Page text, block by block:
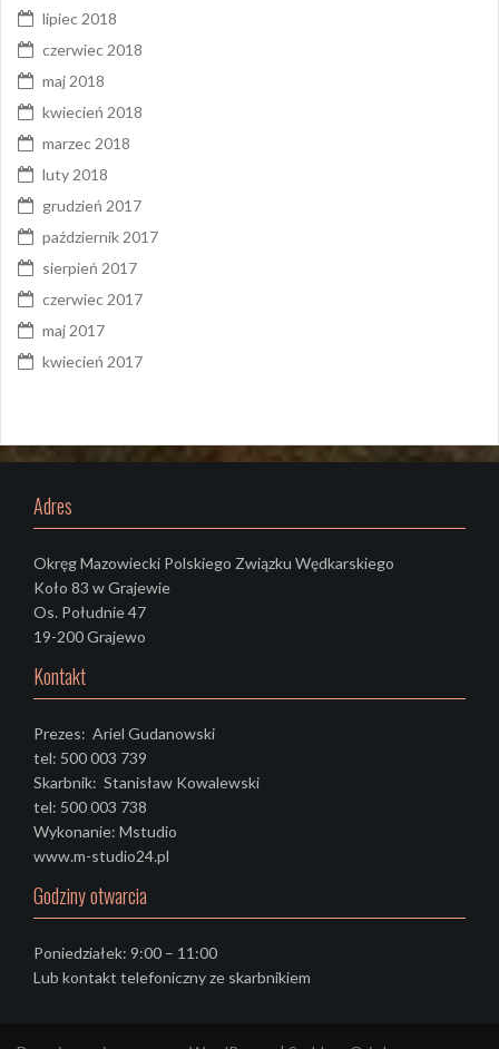
lipiec 2018
czerwiec 2018
maj 2018
kwiecień 2018
marzec 2018
luty 2018
grudzień 2017
październik 2017
sierpień 2017
czerwiec 2017
maj 2017
kwiecień 2017
Adres
Okręg Mazowiecki Polskiego Związku Wędkarskiego
Koło 83 w Grajewie
Os. Południe 47
19-200 Grajewo
Kontakt
Prezes: Ariel Gudanowski
tel: 500 003 739
Skarbnik: Stanisław Kowalewski
tel: 500 003 738
Wykonanie: Mstudio
www.m-studio24.pl
Godziny otwarcia
Poniedziałek: 9:00 – 11:00
Lub kontakt telefoniczny ze skarbnikiem